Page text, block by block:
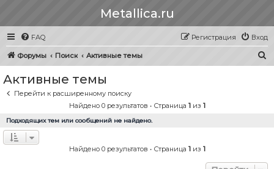
Metallica.ru
FAQ Вход
Регистрация
Форумы Поиск Активные темы
Активные темы
Перейти к расширенному поиску
Найдено 0 результатов • Страница 1из 1
Подходящих тем или сообщений не найдено.
Найдено 0 результатов • Страница 1из 1